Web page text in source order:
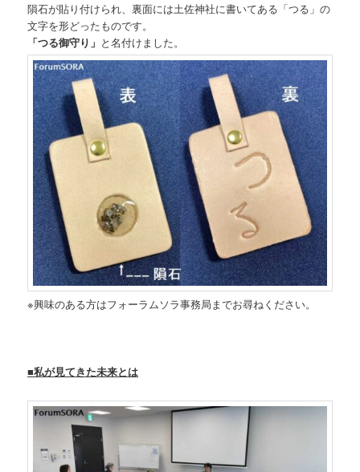
隕石が貼り付けられ、裏面には土佐神社に書いてある「つる」の
文字を形どったものです。
「つる御守り」 と名付けました。
※興味のある方はフォーラムソラ事務局までお尋ねください。
■私が見てきた未来とは